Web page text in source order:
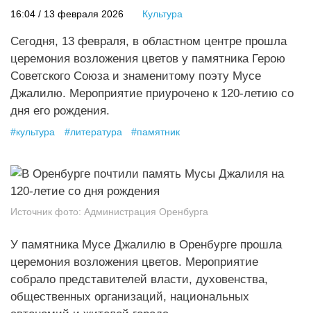
16:04 / 13 февраля 2026 Культура
Сегодня, 13 февраля, в областном центре прошла
церемония возложения цветов у памятника Герою
Советского Союза и знаменитому поэту Мусе
Джалилю. Мероприятие приурочено к 120-летию со
дня его рождения.
#культура #литература #памятник
Источник фото: Администрация Оренбурга
У памятника Мусе Джалилю в Оренбурге прошла
церемония возложения цветов. Мероприятие
собрало представителей власти, духовенства,
общественных организаций, национальных